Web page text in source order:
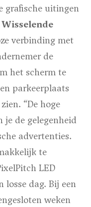
grafische uitingen
Wisselende
verbinding met
de
het scherm te
parkeerplaats
“De hoge
je de gelegenheid
advertenties.
te
LED
losse dag. Bij een
weken